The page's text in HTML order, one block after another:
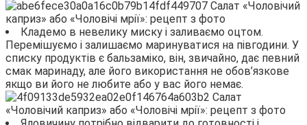
Кладемо в невелику миску і заливаємо оцтом.
Перемішуємо і залишаємо маринуватися на півгодини. У
списку продуктів є бальзаміко, він, звичайно, дає певний
смак маринаду, але його використання не обов’язкове
якщо ви його не любите або у вас його немає.